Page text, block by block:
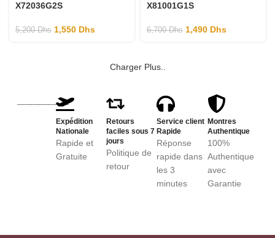
X72036G2S
5,200Dhs 1,550 Dhs
X81001G1S
6,700Dhs 1,490 Dhs
Charger Plus..
Expédition
Nationale
Rapide et
Gratuite
Retours
faciles sous 7
jours
Politique de
retour
Service client
Rapide
Réponse
rapide dans
les 3
minutes
Montres
Authentique
100%
Authentique
avec
Garantie